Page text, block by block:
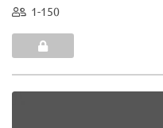
1-150